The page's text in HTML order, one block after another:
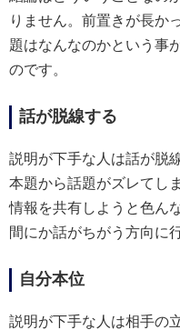
りません。前置きが長か
題はなんなのかという事
のです。
話が脱線する
説明が下手な人は話が脱
本題から話題がズレてし
情報を共有しようと色ん
間にか話がちがう方向に
自分本位
説明が下手な人は相手の